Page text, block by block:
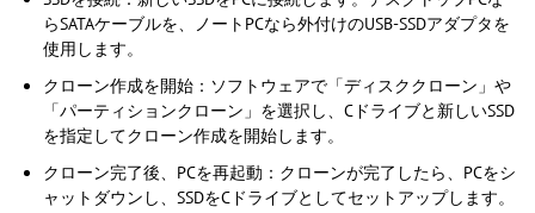
らSATAケーブルを、ノートPCなら外付けのUSB-SSDアダプタを
使用します。
クローン作成を開始：ソフトウェアで「ディスククローン」や
「パーティションクローン」を選択し、Cドライブと新しいSSD
を指定してクローン作成を開始します。
クローン完了後、PCを再起動：クローンが完了したら、PCをシ
ャットダウンし、SSDをCドライブとしてセットアップします。